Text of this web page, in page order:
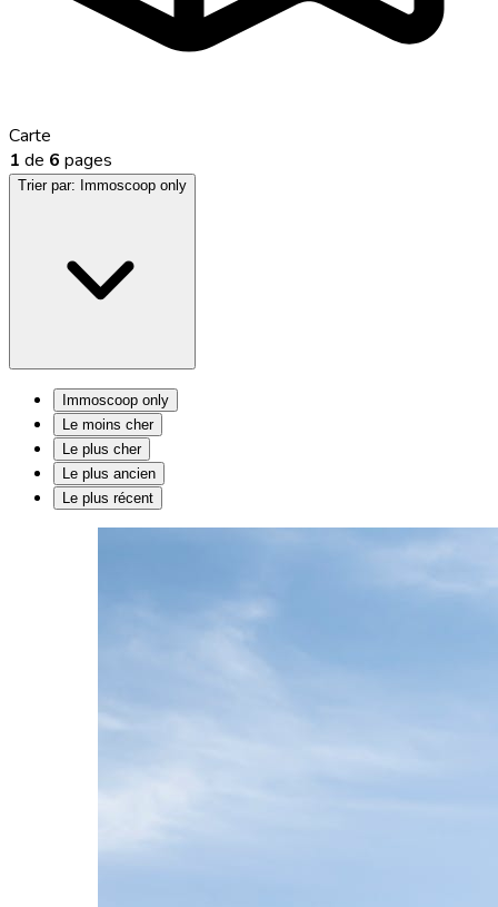
Carte
1 de 6 pages
Trier par: Immoscoop only
Immoscoop only
Le moins cher
Le plus cher
Le plus ancien
Le plus récent